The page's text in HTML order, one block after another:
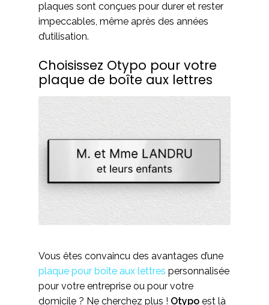
plaques sont conçues pour durer et rester
impeccables, même après des années
d’utilisation.
Choisissez Otypo pour votre
plaque de boîte aux lettres
Vous êtes convaincu des avantages d’une
plaque pour boîte aux lettres personnalisée
pour votre entreprise ou pour votre
domicile ? Ne cherchez plus ! Otypo est là